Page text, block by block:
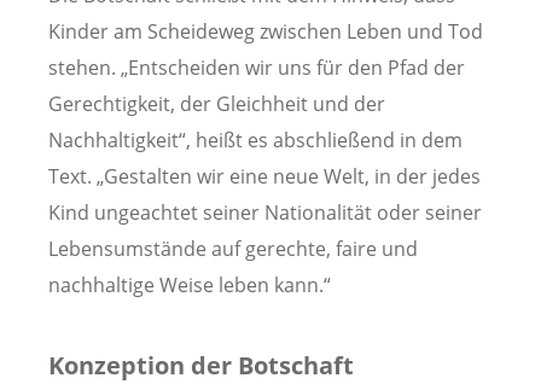
Kinder am Scheideweg zwischen Leben und Tod
stehen. „Entscheiden wir uns für den Pfad der
Gerechtigkeit, der Gleichheit und der
Nachhaltigkeit“, heißt es abschließend in dem
Text. „Gestalten wir eine neue Welt, in der jedes
Kind ungeachtet seiner Nationalität oder seiner
Lebensumstände auf gerechte, faire und
nachhaltige Weise leben kann.“
Konzeption der Botschaft